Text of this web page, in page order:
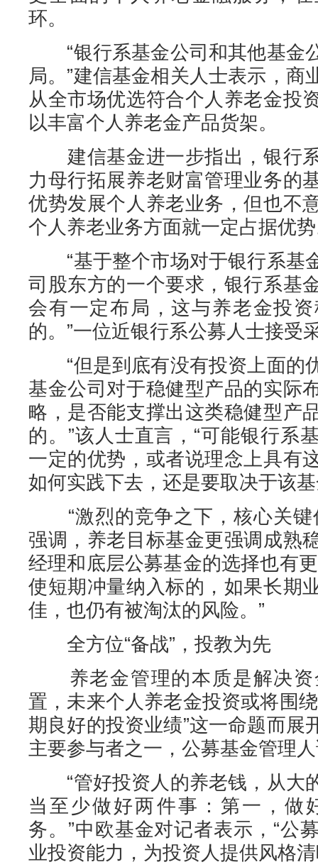
环。
“银行系基金公司和其他基金
局。”建信基金相关人士表示，商
从全市场优选符合个人养老金投
以丰富个人养老金产品货架。
建信基金进一步指出，银行
力母行拓展养老财富管理业务的
优势发展个人养老业务，但也不
个人养老业务方面就一定占据优
“基于整个市场对于银行系基
司股东方的一个要求，银行系基
会有一定布局，这与养老金投
的。”一位近银行系公募人士接受
“但是到底有没有投资上面的
基金公司对于稳健型产品的实际
略，是否能支撑出这类稳健型产
的。”该人士直言，“可能银行系
一定的优势，或者说理念上具有
如何实践下去，还是要取决于该
“激烈的竞争之下，核心关键
强调，养老目标基金更强调成熟
经理和底层公募基金的选择也有
使短期冲量纳入标的，如果长期
佳，也仍有被淘汰的风险。”
全方位“备战”，投教为先
养老金管理的本质是解决资
置，未来个人养老金投资或将围
期良好的投资业绩”这一命题而展
主要参与者之一，公募基金管理
“管好投资人的养老钱，从大
当至少做好两件事：第一，做
务。”中欧基金对记者表示，“公
业投资能力，为投资人提供风格